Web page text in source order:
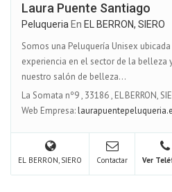
Laura Puente Santiago
Peluqueria En EL BERRON, SIERO
Somos una Peluquería Unisex
experiencia en el sector de la belleza
nuestro salón de belleza...
La Somata nº9, 33186, EL BERRON,
Web Empresa:
EL BERRON, SIERO Contactar Ver